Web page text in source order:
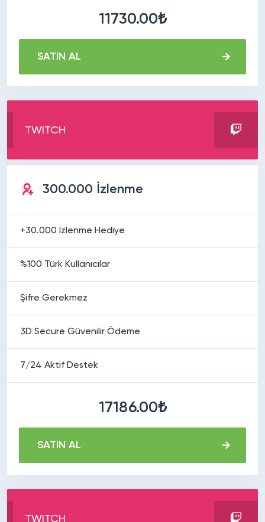
11730.00₺
SATIN AL
TWITCH
300.000 İzlenme
+30.000 İzlenme Hediye
%100 Türk Kullanıcılar
Şifre Gerekmez
3D Secure Güvenilir Ödeme
7/24 Aktif Destek
17186.00₺
SATIN AL
TWITCH